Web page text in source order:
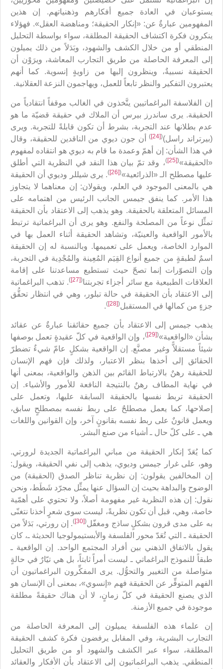
يستوعبان في العادة جميع أفكارهم وذهنياتهم. إن هذين
المفهومين عبارةٌ عن: «إنكار الحقيقة؛ ومناهضة العقل». فهؤلاء
ينكرون فكرة اكتشاف الحقيقة المطلقة، سواء بواسطة التحليل
المنطقي أو من خلال الكشف والشهود، وبَدَلاً من ذلك يميلون
إلى المعرفة الحاصلة من طريق التجارب المعاشة، ويرَوْن أن
الحقيقة نسبيةٌ، وينظرون إليها من زاويةٍ إنسوية. كما أنهم
يعتبرون التفكير والنظر تابعاً للعمل، ويهاجمون النزعة العقلانية.
إن الفلاسفة البراغماتيين يتَّخذون في الغالب موقفاً انتقادياً من
الحقيقة. يرى ساندرز بيرس أن الملاك في حقيقة قضيّة ما هو
عدم بطلانها عند التجربة، بشرط أن تكون قابلةً للتجربة. ويرى
(بيرتراند راسل)(
[24]
)أن جون ديوي من الناقدين للحقيقة، وقال
في هذا الشأن: إن أهمّ وعمدة ما قام به ديوي هو انتقاده لمفهوم
«الحقيقة»(
[25]
)، وقد تمّ بيان هذا النقد في النظرية التي أطلق
عليها مصطلح الـ «الذرائعية»(
[26]
). يرى شيللر وديوي أن الحقيقة
هي بالمعنى الموجود في العلم، ويقولان: إن معناهما لا يتجاوز
هذا الأمر. كما ينفق جيمس الجانب الرئيس من اهتمامه على
المسائل المتعلقة بالحقيقة. وهو يذهب إلى الاعتقاد بأن الحقيقة
تمثِّل نوعاً من المصلحة والنفع. وهو يرى أن البراغماتية ترتبط
بالأمور الواقعية والعينيّة، وتشاهد الحقيقة أثناء العمل بها في
الموارد الخاصة، ويعمل على تعميمها. وبالنسبة له إن الحقيقة
اسمٌ لطبقةٍ من جميع أنواع القِيَم المُعِينة والمُجْدِية في التجربة،
وإن التصوّرات إنما تصحّ حيث تستطيع مساعدتنا على إقامة
العلاقات الطبيعية مع سائر أجزاء تجربتنا(
[27]
). تذهب البراغماتية
إلى الاعتقاد بأن الحقيقة في حالة تبلور، وهي في انتظار تحقُّق
جزءٍ من كمالها في المستقبل(
[28]
)
.
يذهب جيمس إلى الاعتقاد بأن جميع حقائقنا عبارةٌ عن عقائد
بشأن «الواقعية»(
[29]
)، وإن الواقعية في كلّ عقيدةٍ تعمل بوصفها
شيئاً مستقلاًّ وغير مصنَّع. إن الواقعية بشكلٍ عامّ شيءٌ تضطرّ
الحقائق إلى أخذها بنظر الاعتبار، ولذلك فإن فهم الإنسان
للحقيقة رهنٌ بالارتباط القائم بين الذهن والواقعية، بمعنى أنها
في نهاية المطاف رهنٌ بالنتيجة النافعة للأمور والأشياء. إن
الحقيقة تربط نفسها بالحقيقة السابقة عليها، وتعمل على
إصلاحها، كما يعمل مصطلحٌ على ربط نفسه بمصطلحٍ سابق،
ويعمل قانونٌ على ربط نفسه بقانونٍ آخر، وإن القوانين واللغات
هي ـ على كلّ حال ـ أشياء من صنع البشر.
كما يُعَدّ إنكار الحقيقة من مباني البراغماتية الجديدة لرورتي.
وهو، على غرار جيمس وديوي، يذهب إلى نفي الحقيقة، ويقول:
إن المخالفين يقولون: إن نظرية تناظر الصدق (الحقيقة) من
الوضوح والبداهة بحيث إن السؤال عنها يمثِّل مجرّد شَطَط، ونحن
نقول: إن هذه النظرية غير مفهومة أصلاً، ولا تحتوي على أهمّية
خاصة، وهي، قبل أن تكون نظريةً، ليست سوى شعرٍ أخذنا نتغنّى
به على مدى قرون بشكلٍ ساذج ومغفّل(
[30]
). إن رورتي، بَدَلاً من
الحقيقة ـ التي تُعَدّ محور الفلسفة والأبستيمولوجيا الحديثة ـ، كان
يقول بالاتفاق الذهني بين أفراد المجتمع الواحد. إن الواقعية ـ
طبقاً للنموذج البراغماتي ـ ليست أمراً ثابتاً، بل هي تيّارٌ في حالةٍ
متواصلة من التغيير والتحوُّل. يرى المفكِّرون البراغماتيون أن
الفهم المتوفِّر عن الحقيقة فهم «إنسوي»، بمعنى أن الإنسان هو
الذي يصنع الحقيقة في كلّ زمانٍ، لا أن هناك حقيقةً مطلقة
موجودة في جميع الأزمنة.
إن علماء هذه الفلسفة يميلون إلى المعرفة الحاصلة من
التجارب البشرية، وفي المقابل يرفضون فكرة كشف الحقيقة
المطلقة، سواء عبر الكشف والشهود أو من طريق التحليل
المنطقي. يذهب البراغماتيون إلى الاعتقاد بأن الأفكار والعقائد